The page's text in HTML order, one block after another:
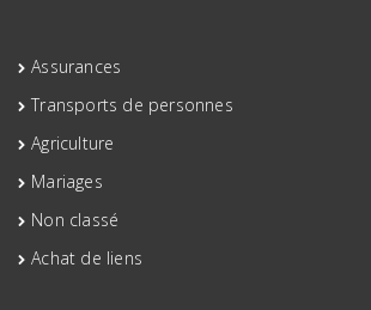
Assurances
Transports de personnes
Agriculture
Mariages
Non classé
Achat de liens